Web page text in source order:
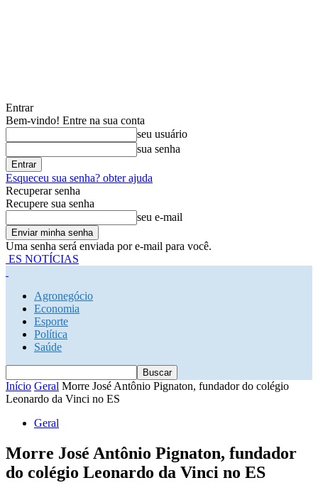
Entrar
Bem-vindo! Entre na sua conta
seu usuário
sua senha
Esqueceu sua senha? obter ajuda
Recuperar senha
Recupere sua senha
seu e-mail
Uma senha será enviada por e-mail para você.
ES NOTÍCIAS
Agronegócio
Economia
Esporte
Política
Saúde
Início Geral Morre José Antônio Pignaton, fundador do colégio
Leonardo da Vinci no ES
Geral
Morre José Antônio Pignaton, fundador
do colégio Leonardo da Vinci no ES